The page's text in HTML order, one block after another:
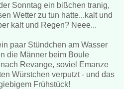
Sonntag ein bißchen tranig,
Wetter zu tun hatte...kalt und
kalt und Regen? Neee...
paar Stündchen am Wasser
die Männer beim Boule
Revange, soviel Emanze
Würstchen verputzt - und das
Frühstück!